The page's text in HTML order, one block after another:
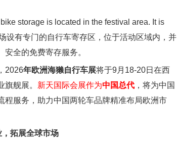
storage is located in the festival area. It is
设有专门的自行车寄存区，位于活动区域内，并
全的免费寄存服务。
2026年欧洲海獭自行车展将于9月18-20日在西
舰展。 新天国际会展作为中国总代 ，将为中国
服务，助力中国两轮车品牌精准布局欧洲市
拓展全球市场